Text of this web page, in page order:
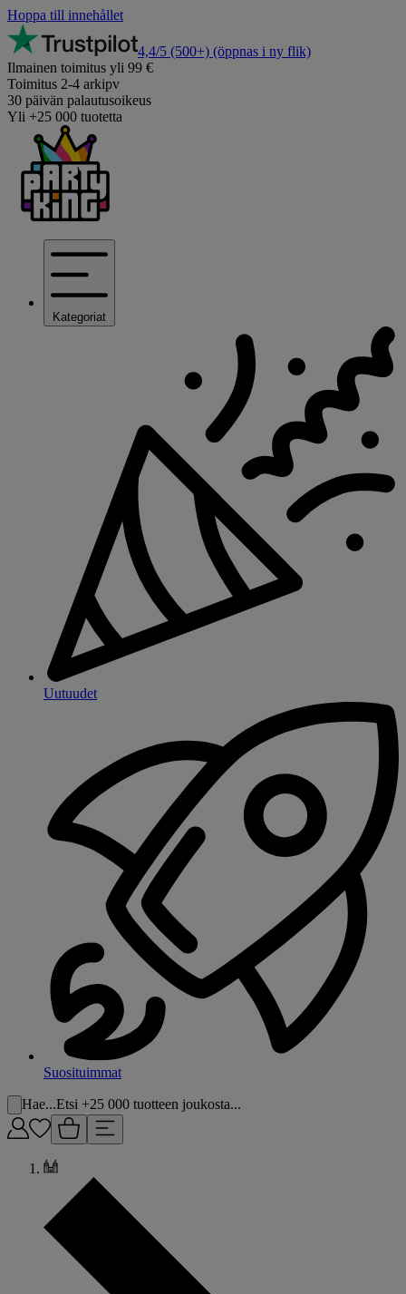
Hoppa till innehållet
4,4/5 (500+) (öppnas i ny flik)
Ilmainen toimitus yli 99 €
Toimitus 2-4 arkipv
30 päivän palautusoikeus
Yli +25 000 tuotetta
Kategoriat
Uutuudet
Suosituimmat
Hae...Etsi +25 000 tuotteen joukosta...